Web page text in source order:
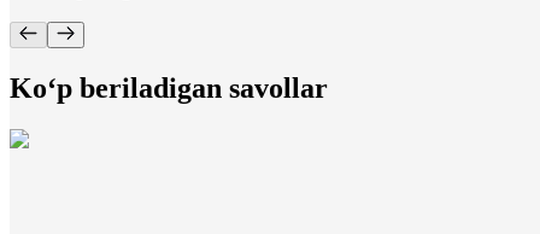
Ko‘p beriladigan savollar